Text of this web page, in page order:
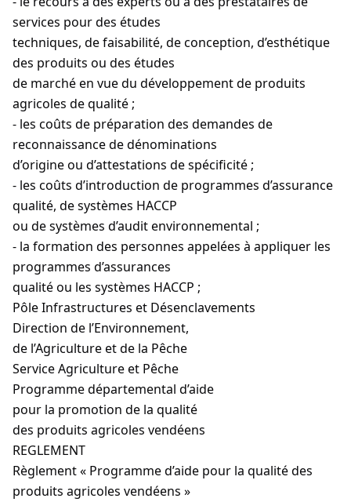
services pour des études
techniques, de faisabilité, de conception, d’esthétique
des produits ou des études
de marché en vue du développement de produits
agricoles de qualité ;
- les coûts de préparation des demandes de
reconnaissance de dénominations
d’origine ou d’attestations de spécificité ;
- les coûts d’introduction de programmes d’assurance
qualité, de systèmes HACCP
ou de systèmes d’audit environnemental ;
- la formation des personnes appelées à appliquer les
programmes d’assurances
qualité ou les systèmes HACCP ;
Pôle Infrastructures et Désenclavements
Direction de l’Environnement,
de l’Agriculture et de la Pêche
Service Agriculture et Pêche
Programme départemental d’aide
pour la promotion de la qualité
des produits agricoles vendéens
REGLEMENT
Règlement « Programme d’aide pour la qualité des
produits agricoles vendéens »